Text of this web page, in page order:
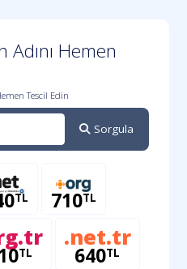
Hemen
Tescil Edin
Sorgula
TL 710TL
TL
.net.tr
640TL